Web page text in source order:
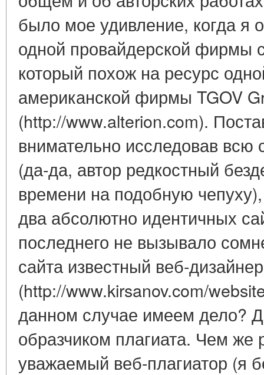
было мое удивление, когда я
одной провайдерской фирмы
который похож на ресурс
американской фирмы TGOV
(http://www.alterion.com).
внимательно исследовав всю
(да-да, автор редкостный
времени на подобную
два абсолютно идентичных
последнего не вызывало
сайта известный веб-
(http://www.kirsanov.com/
данном случае имеем дело?
образчиком плагиата. Чем же
уважаемый веб-плагиатор (я